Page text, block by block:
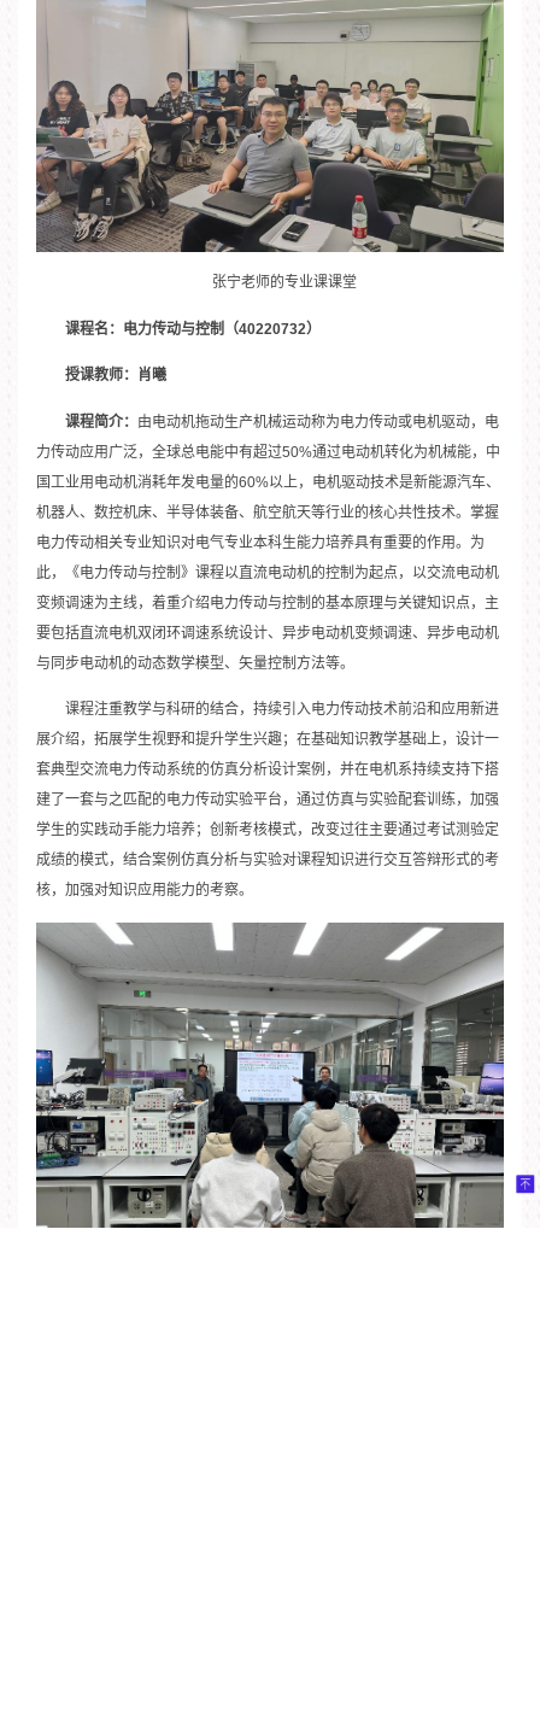
张宁老师的专业课课堂
课程名：电力传动与控制（40220732）
授课教师：肖曦
课程简介： 由电动机拖动生产机械运动称为电力传动或电机驱动，电
力传动应用广泛，全球总电能中有超过50%通过电动机转化为机械能，中
国工业用电动机消耗年发电量的60%以上，电机驱动技术是新能源汽车、
机器人、数控机床、半导体装备、航空航天等行业的核心共性技术。掌握
电力传动相关专业知识对电气专业本科生能力培养具有重要的作用。为
此，《电力传动与控制》课程以直流电动机的控制为起点，以交流电动机
变频调速为主线，着重介绍电力传动与控制的基本原理与关键知识点，主
要包括直流电机双闭环调速系统设计、异步电动机变频调速、异步电动机
与同步电动机的动态数学模型、矢量控制方法等。
课程注重教学与科研的结合，持续引入电力传动技术前沿和应用新进
展介绍，拓展学生视野和提升学生兴趣；在基础知识教学基础上，设计一
套典型交流电力传动系统的仿真分析设计案例，并在电机系持续支持下搭
建了一套与之匹配的电力传动实验平台，通过仿真与实验配套训练，加强
学生的实践动手能力培养；创新考核模式，改变过往主要通过考试测验定
成绩的模式，结合案例仿真分析与实验对课程知识进行交互答辩形式的考
核，加强对知识应用能力的考察。